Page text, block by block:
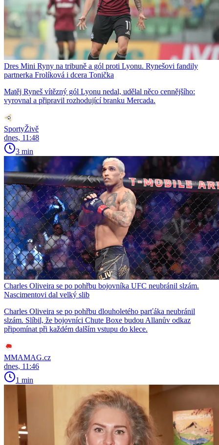
Dres Mini Ryny na tribuně a gól proti Lyonu. Rynešovi fandily
partnerka Frolíková i dcera Tonička
Matěj Ryneš vítězný gól Lyonu nedal, udělal něco cennějšího:
vyrovnal a připravil rozhodující branku Mercada.
SportyŽivě
dnes, 11:48
3 min
Charles Oliveira se po pohřbu bojovníka UFC neubránil slzám.
Nascimentovi dal velký slib
Charles Oliveira se po pohřbu dlouholetého parťáka neubránil
slzám. Slíbil, že bojovníci Chute Boxe budou Allanův odkaz
připomínat při každém dalším vstupu do klece.
MMAMAG.cz
dnes, 11:46
1 min